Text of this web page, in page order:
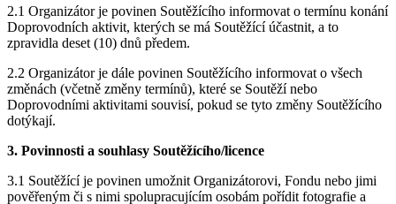
2.1 Organizátor je povinen Soutěžícího informovat o termínu konání
Doprovodních aktivit, kterých se má Soutěžící účastnit, a to
zpravidla deset (10) dnů předem.
2.2 Organizátor je dále povinen Soutěžícího informovat o všech
změnách (včetně změny termínů), které se Soutěží nebo
Doprovodními aktivitami souvisí, pokud se tyto změny Soutěžícího
dotýkají.
3. Povinnosti a souhlasy Soutěžícího/licence
3.1 Soutěžící je povinen umožnit Organizátorovi, Fondu nebo jimi
pověřeným či s nimi spolupracujícím osobám pořídit fotografie a